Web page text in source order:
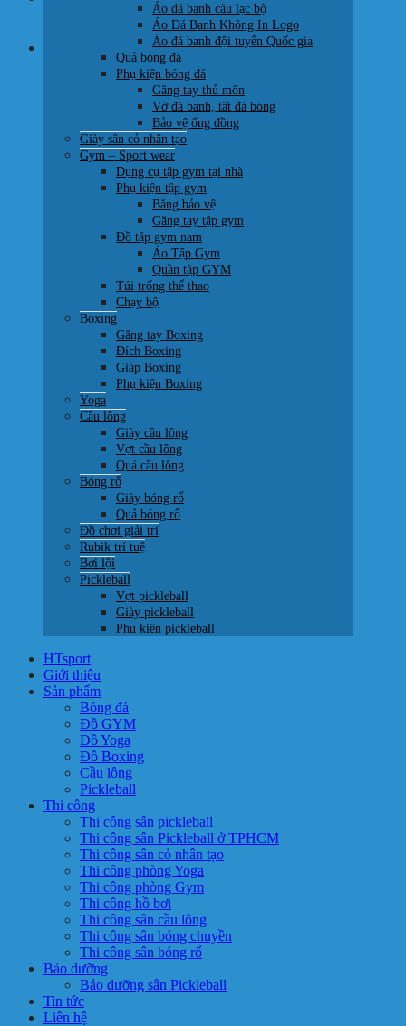
0707 22 77 93
Chưa có sản phẩm trong giỏ hàng.
Quay trở lại cửa hàng
Áo đá banh câu lạc bộ
Áo Đá Banh Không In Logo
Áo đá banh đội tuyển Quốc gia
Quả bóng đá
Phụ kiện bóng đá
Găng tay thủ môn
Vớ đá banh, tất đá bóng
Bảo vệ ống đồng
Giày sân cỏ nhân tạo
Gym – Sport wear
Dụng cụ tập gym tại nhà
Phụ kiện tập gym
Băng bảo vệ
Găng tay tập gym
Đồ tập gym nam
Áo Tập Gym
Quần tập GYM
Túi trống thể thao
Chạy bộ
Boxing
Găng tay Boxing
Đích Boxing
Giáp Boxing
Phụ kiện Boxing
Yoga
Cầu lông
Giày cầu lông
Vợt cầu lông
Quả cầu lông
Bóng rổ
Giày bóng rổ
Quả bóng rổ
Đồ chơi giải trí
Rubik trí tuệ
Bơi lội
Pickleball
Vợt pickleball
Giày pickleball
Phụ kiện pickleball
HTsport
Giới thiệu
Sản phẩm
Bóng đá
Đồ GYM
Đồ Yoga
Đồ Boxing
Cầu lông
Pickleball
Thi công
Thi công sân pickleball
Thi công sân Pickleball ở TPHCM
Thi công sân cỏ nhân tạo
Thi công phòng Yoga
Thi công phòng Gym
Thi công hồ bơi
Thi công sân cầu lông
Thi công sân bóng chuyền
Thi công sân bóng rổ
Bảo dưỡng
Bảo dưỡng sân Pickleball
Tin tức
Liên hệ